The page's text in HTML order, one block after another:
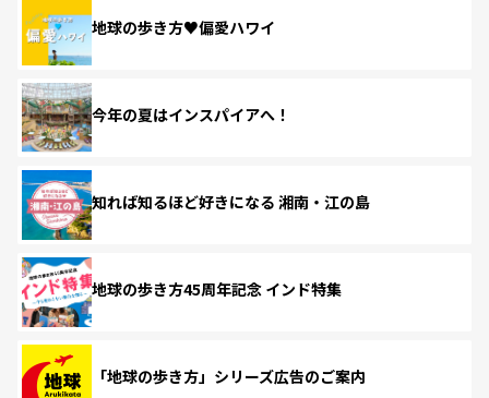
地球の歩き方♥偏愛ハワイ
今年の夏はインスパイアへ！
知れば知るほど好きになる 湘南・江の島
地球の歩き方45周年記念 インド特集
「地球の歩き方」シリーズ広告のご案内